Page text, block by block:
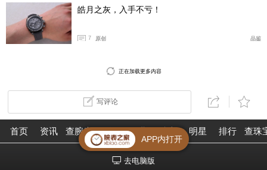
皓月之灰，入手不亏！
7 原创 品鉴
正在加载更多内容
写评论
首页 资讯 查腕表 论坛 作业 明星 排行 查珠
去电脑版
APP内打开